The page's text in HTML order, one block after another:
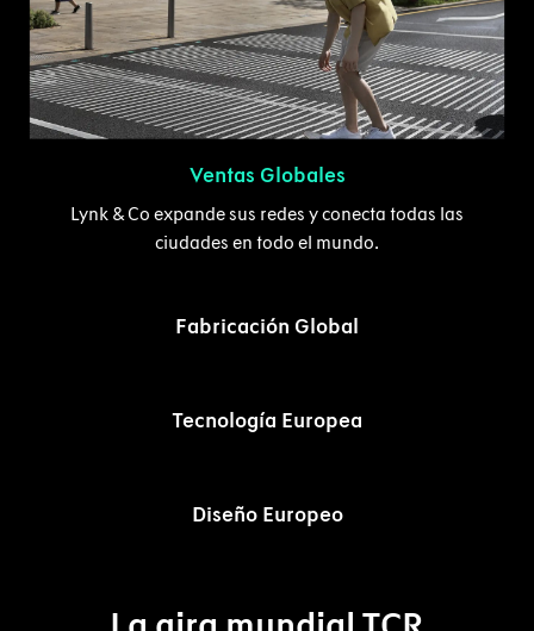
Ventas Globales
Lynk & Co expande sus redes y conecta todas las
ciudades en todo el mundo.
Fabricación Global
Tecnología Europea
Diseño Europeo